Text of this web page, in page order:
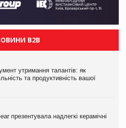
B2B
утримання талантів: як
та продуктивність вашої
презентувала надлегкі керамічні